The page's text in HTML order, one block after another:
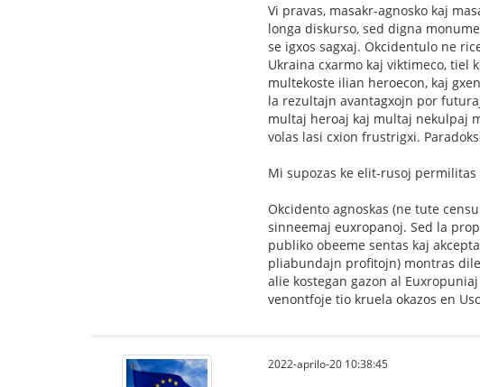
Vi pravas, masakr-agnosko kaj
longa diskurso, sed digna
se igxos sagxaj. Okcidentulo ne
Ukraina cxarmo kaj viktimeco, tiel
multekoste ilian heroecon, kaj
la rezultajn avantagxojn por
multaj heroaj kaj multaj nekulpaj
volas lasi cxion frustrigxi.
Mi supozas ke elit-rusoj
Okcidento agnoskas (ne tute
sinneemaj euxropanoj. Sed la
publiko obeeme sentas kaj
pliabundajn profitojn) montras
alie kostegan gazon al
venontfoje tio kruela okazos en
2022-aprilo-20 10:38:45